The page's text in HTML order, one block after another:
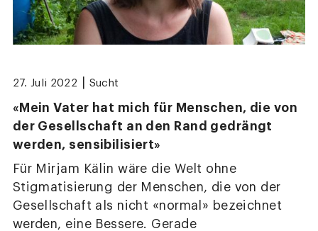
27. Juli 2022 Sucht
«Mein Vater hat mich für Menschen, die von
der Gesellschaft an den Rand gedrängt
werden, sensibilisiert»
Für Mirjam Kälin wäre die Welt ohne
Stigmatisierung der Menschen, die von der
Gesellschaft als nicht «normal» bezeichnet
werden, eine Bessere. Gerade